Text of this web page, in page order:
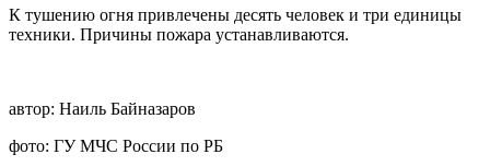
К тушению огня привлечены десять человек и три единицы
техники. Причины пожара устанавливаются.
автор: Наиль Байназаров
фото: ГУ МЧС России по РБ